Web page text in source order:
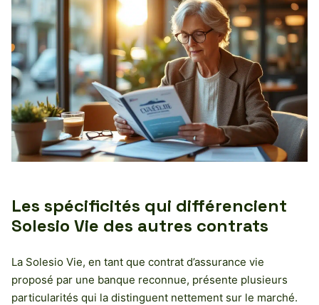
Les spécificités qui différencient
Solesio Vie des autres contrats
La Solesio Vie, en tant que contrat d’assurance vie
proposé par une banque reconnue, présente plusieurs
particularités qui la distinguent nettement sur le marché.